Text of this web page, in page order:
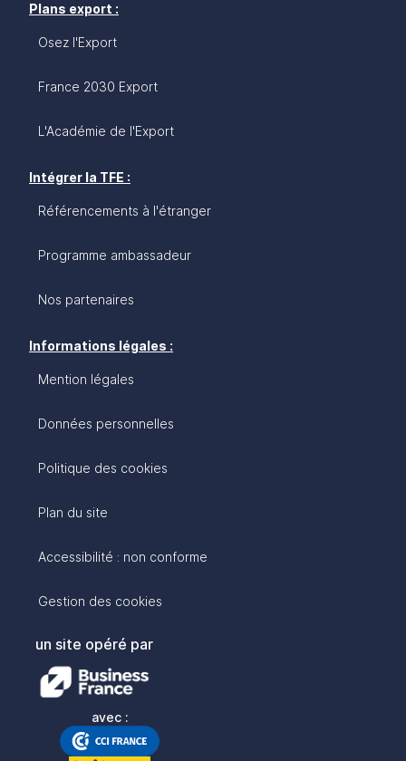
Plans export :
Osez l'Export
France 2030 Export
L'Académie de l'Export
Intégrer la TFE :
Référencements à l'étranger
Programme ambassadeur
Nos partenaires
Informations légales :
Mention légales
Données personnelles
Politique des cookies
Plan du site
Accessibilité : non conforme
Gestion des cookies
un site opéré par
avec :